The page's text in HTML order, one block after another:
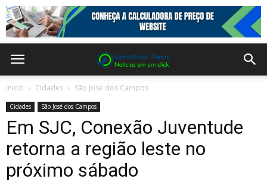
Inicio Cidades São José dos Campos
Cidades São José dos Campos
Em SJC, Conexão Juventude
retorna a região leste no
próximo sábado